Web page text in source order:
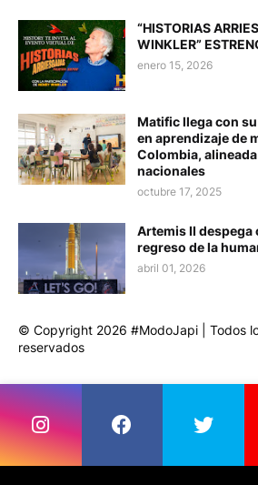
“HISTORIAS
WINKLER”
enero 15, 2026
Matific llega con
en aprendizaje de
Colombia,
nacionales
octubre 17, 2025
Artemis II despega
regreso de la
abril 01, 2026
© Copyright 2026 #ModoJapi | Todos
reservados